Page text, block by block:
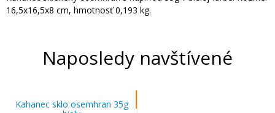
16,5x16,5x8 cm, hmotnosť 0,193 kg.
Naposledy navštívené
Kahanec sklo osemhran 35g